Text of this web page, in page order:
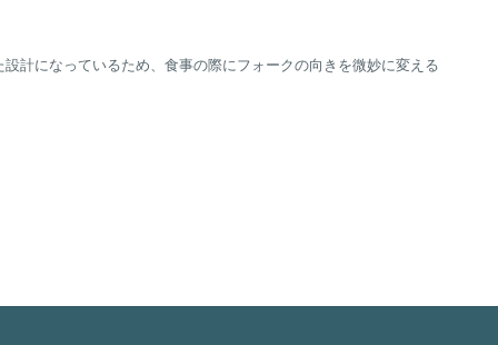
計になっているため、食事の際にフォークの向きを微妙に変える